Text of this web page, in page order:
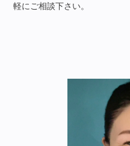
軽にご相談下さい。